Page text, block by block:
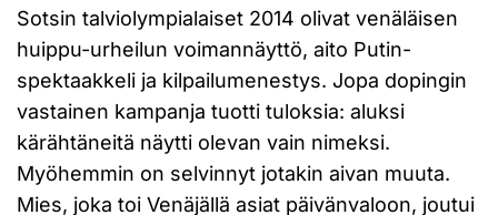
Sotsin talviolympialaiset 2014 olivat venäläisen
huippu-urheilun voimannäyttö, aito Putin-
spektaakkeli ja kilpailumenestys. Jopa dopingin
vastainen kampanja tuotti tuloksia: aluksi
kärähtäneitä näytti olevan vain nimeksi.
Myöhemmin on selvinnyt jotakin aivan muuta.
Mies, joka toi Venäjällä asiat päivänvaloon, joutui